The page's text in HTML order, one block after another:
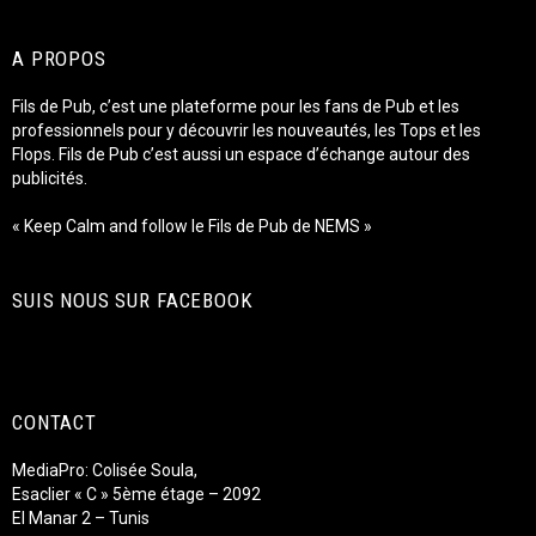
A PROPOS
Fils de Pub, c’est une plateforme pour les fans de Pub et les
professionnels pour y découvrir les nouveautés, les Tops et les
Flops. Fils de Pub c’est aussi un espace d’échange autour des
publicités.
« Keep Calm and follow le Fils de Pub de NEMS »
SUIS NOUS SUR FACEBOOK
CONTACT
MediaPro: Colisée Soula,
Esaclier « C » 5ème étage – 2092
El Manar 2 – Tunis